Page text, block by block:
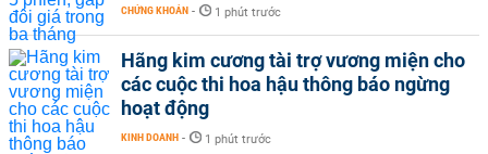
CHỨNG KHOÁN - 1 phút trước
Hãng kim cương tài trợ vương miện cho
các cuộc thi hoa hậu thông báo ngừng
hoạt động
KINH DOANH - 1 phút trước